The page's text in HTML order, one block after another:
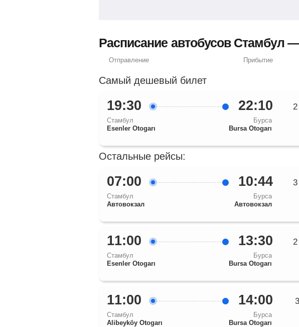
Расписание автобусов Стамбул
Отправление Прибытие
Самый дешевый билет
19:30
Стамбул
Esenler Otogarı
22:10
Бурса
Bursa Otogarı
2
Остальные рейсы:
07:00
Стамбул
Автовокзал
10:44
Бурса
Автовокзал
3
11:00
Стамбул
Esenler Otogarı
13:30
Бурса
Bursa Otogarı
2
11:00
Стамбул
Alibeyköy Otogarı
14:00
Бурса
Bursa Otogarı
3